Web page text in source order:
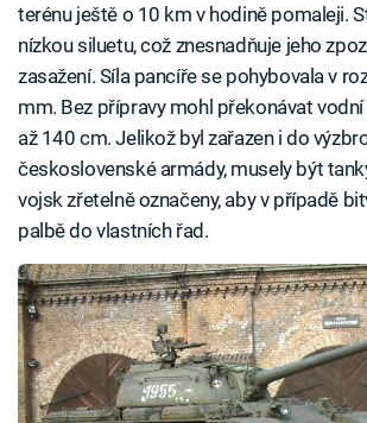
terénu ještě o 10 km v hodině pomaleji.
nízkou siluetu, což znesnadňuje jeho
zasažení. Síla pancíře se pohybovala v
mm. Bez přípravy mohl překonávat
až 140 cm. Jelikož byl zařazen i do
československé armády, musely být
vojsk zřetelně označeny, aby v případě
palbě do vlastních řad.